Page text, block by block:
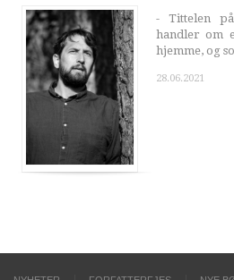
- Tittelen
handler om
hjemme, og
28.06.2021